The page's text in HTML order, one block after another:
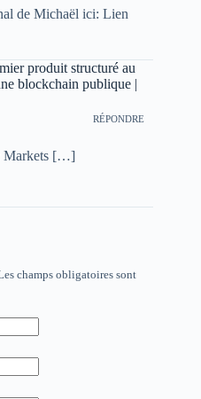
de Michaël ici: Lien
produit structuré au
blockchain publique |
RÉPONDRE
Markets […]
champs obligatoires sont